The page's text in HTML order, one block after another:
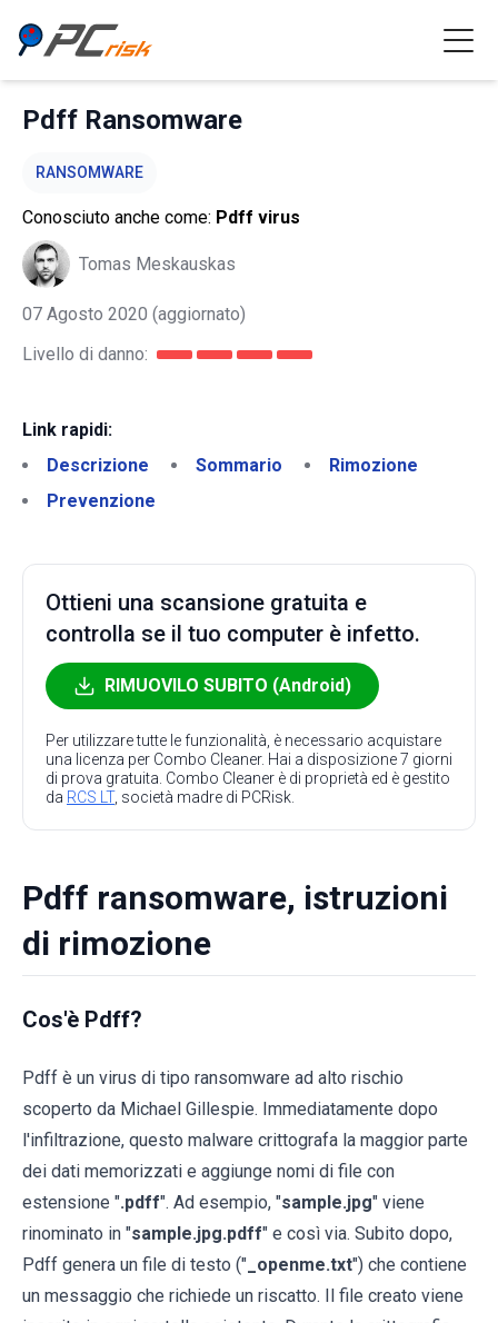
Pdff Ransomware
RANSOMWARE
Conosciuto anche come: Pdff virus
Tomas Meskauskas
07 Agosto 2020 (aggiornato)
Livello di danno:
Link rapidi:
Descrizione
Sommario
Rimozione
Prevenzione
Ottieni una scansione gratuita e
controlla se il tuo computer è infetto.
RIMUOVILO SUBITO (Android)
Per utilizzare tutte le funzionalità, è necessario acquistare
una licenza per Combo Cleaner. Hai a disposizione 7 giorni
di prova gratuita. Combo Cleaner è di proprietà ed è gestito
da RCS LT, società madre di PCRisk.
Pdff ransomware, istruzioni
di rimozione
Cos'è Pdff?
Pdff è un virus di tipo ransomware ad alto rischio
scoperto da Michael Gillespie. Immediatamente dopo
l'infiltrazione, questo malware crittografa la maggior parte
dei dati memorizzati e aggiunge nomi di file con
estensione ".pdff". Ad esempio, "sample.jpg" viene
rinominato in "sample.jpg.pdff" e così via. Subito dopo,
Pdff genera un file di testo (" _openme.txt") che contiene
un messaggio che richiede un riscatto. Il file creato viene